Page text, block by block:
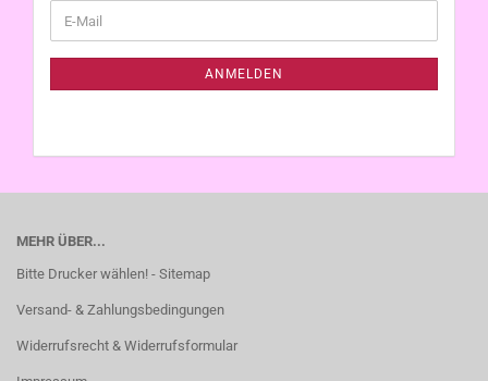
ZUR
E-
Mail
ANMELDEN
MEHR ÜBER...
Bitte Drucker wählen! - Sitemap
Versand- & Zahlungsbedingungen
Widerrufsrecht & Widerrufsformular